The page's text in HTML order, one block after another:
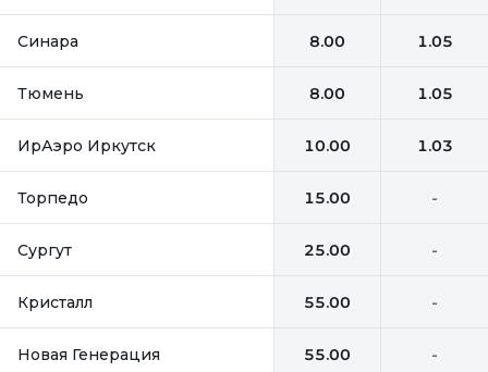
Синара 8.00 1.05
Тюмень 8.00 1.05
ИрАэро Иркутск 10.00 1.03
Торпедо 15.00 -
Сургут 25.00 -
Кристалл 55.00 -
Новая Генерация 55.00 -